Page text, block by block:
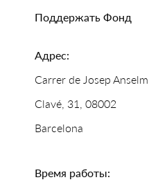
Поддержать Фонд
Адрес:
Carrer de Josep Anselm
Clavé, 31, 08002
Barcelona
Время работы: